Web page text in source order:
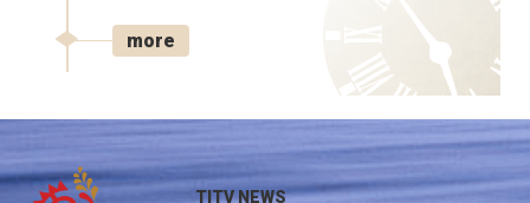
more
TITV NEWS